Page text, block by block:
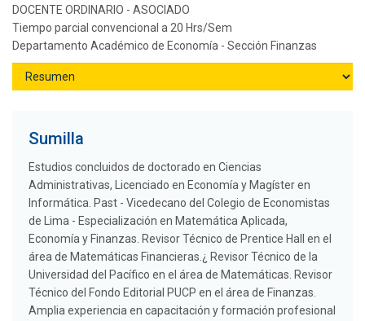
DOCENTE ORDINARIO - ASOCIADO
Tiempo parcial convencional a 20 Hrs/Sem
Departamento Académico de Economía - Sección Finanzas
Sumilla
Estudios concluidos de doctorado en Ciencias
Administrativas, Licenciado en Economía y Magíster en
Informática. Past - Vicedecano del Colegio de Economistas
de Lima - Especialización en Matemática Aplicada,
Economía y Finanzas. Revisor Técnico de Prentice Hall en el
área de Matemáticas Financieras.¿ Revisor Técnico de la
Universidad del Pacífico en el área de Matemáticas. Revisor
Técnico del Fondo Editorial PUCP en el área de Finanzas.
Amplia experiencia en capacitación y formación profesional